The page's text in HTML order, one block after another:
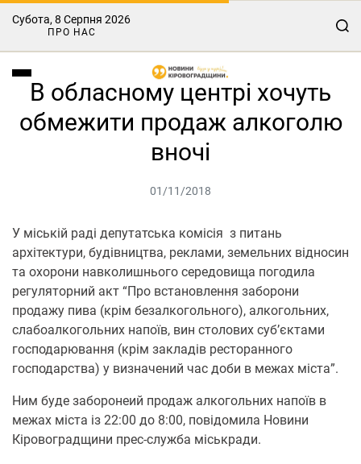
Субота, 8 Серпня 2026
ПРО НАС
В обласному центрі хочуть
обмежити продаж алкоголю
вночі
01/11/2018
У міській раді депутатська комісія з питань
архітектури, будівництва, реклами, земельних відносин
та охорони навколишнього середовища погодила
регуляторний акт “Про встановлення заборони
продажу пива (крім безалкогольного), алкогольних,
слабоалкогольних напоїв, вин столових суб’єктами
господарювання (крім закладів ресторанного
господарства) у визначений час доби в межах міста”.
Ним буде заборонеий продаж алкогольних напоїв в
межах міста із 22:00 до 8:00, повідомила Новини
Кіровоградщини прес-служба міськради.